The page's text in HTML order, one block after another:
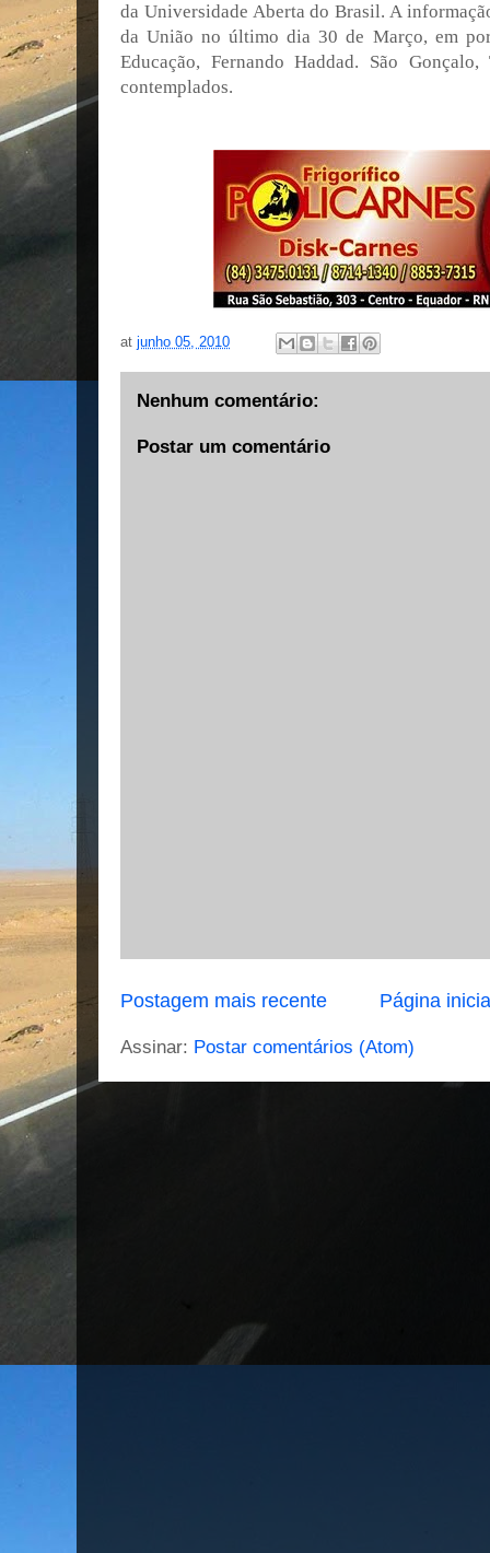
da Universidade Aberta do Brasil. A
da União no último dia 30 de Março, em
Educação, Fernando Haddad. São
contemplados.
at junho 05, 2010
Nenhum comentário:
Postar um comentário
Postagem mais recente Página
Assinar: Postar comentários (Atom)